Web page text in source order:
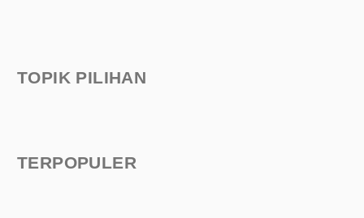
TOPIK PILIHAN
TERPOPULER